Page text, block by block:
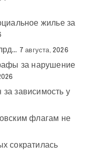
жилье за
7 августа, 2026
за нарушение
зависимость у
флагам не
сократилась